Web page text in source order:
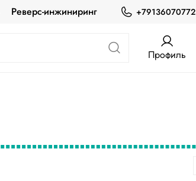
Реверс-инжиниринг +79136070772
Профиль